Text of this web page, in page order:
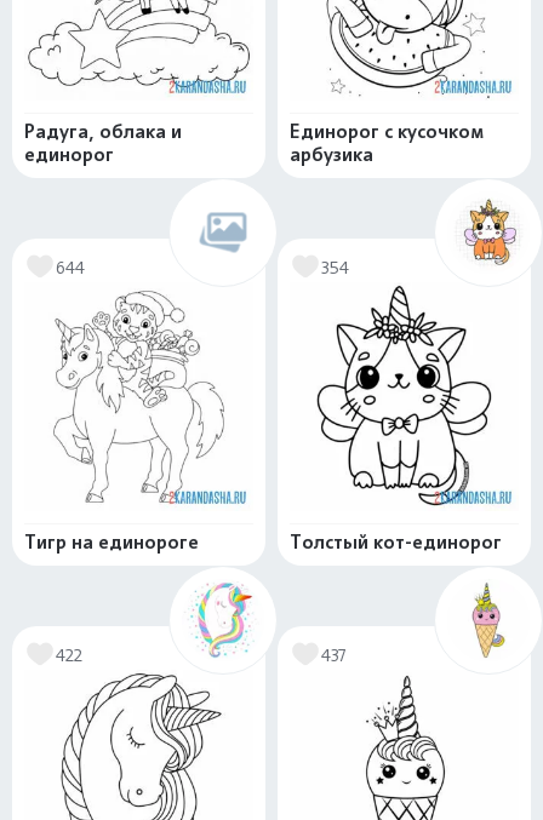
Радуга, облака и
единорог
Единорог с кусочком
арбузика
644
Тигр на единороге
354
Толстый кот-единорог
422 437